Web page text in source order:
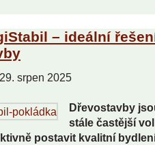
– ideální
srpen 2025
Dřevostavby
stále častější
postavit kvalitní